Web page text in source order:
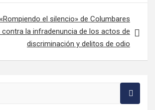
el silencio» de Columbares
contra la infradenuncia de los actos de
discriminación y delitos de odio